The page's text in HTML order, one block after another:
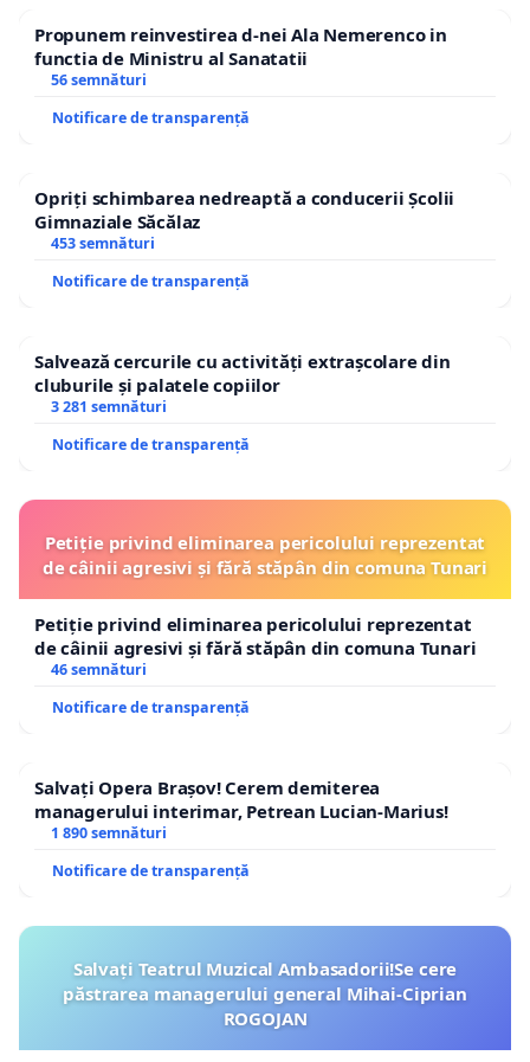
Propunem reinvestirea d-nei Ala Nemerenco in
functia de Ministru al Sanatatii
56 semnături
Notificare de transparență
Opriți schimbarea nedreaptă a conducerii Școlii
Gimnaziale Săcălaz
453 semnături
Notificare de transparență
Salvează cercurile cu activități extrașcolare din
cluburile și palatele copiilor
3 281 semnături
Notificare de transparență
Petiție privind eliminarea pericolului reprezentat
de câinii agresivi și fără stăpân din comuna Tunari
Petiție privind eliminarea pericolului reprezentat
de câinii agresivi și fără stăpân din comuna Tunari
46 semnături
Notificare de transparență
Salvați Opera Brașov! Cerem demiterea
managerului interimar, Petrean Lucian-Marius!
1 890 semnături
Notificare de transparență
Salvați Teatrul Muzical Ambasadorii!Se cere
păstrarea managerului general Mihai-Ciprian
ROGOJAN